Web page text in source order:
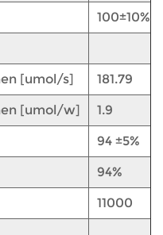
100±10%
[umol/s] 181.79
[umol/w] 1.9
94 ±5%
94%
11000